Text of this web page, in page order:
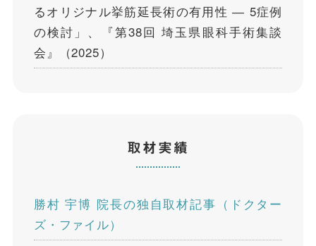
るオリジナル挙筋延長術の有用性 ― 5症例
の検討」、『第38回 埼玉県眼科手術集談
会』（2025）
取材実績
勝村 宇博 院長の独自取材記事（ドクター
ズ・ファイル）